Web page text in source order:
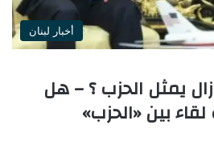
أخبار لبنان
يمثل الحزب ؟ – هل
بين «الحزب»